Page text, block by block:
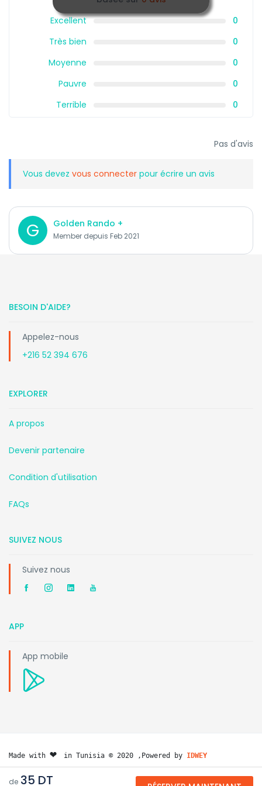
Excellent
0
Très bien
0
Moyenne
0
Pauvre
0
Terrible
0
Pas d'avis
Vous devez vous connecter pour écrire un avis
G Golden Rando +
Member depuis Feb 2021
de 35 DT
BESOIN D'AIDE?
Appelez-nous
+216 52 394 676
EXPLORER
A propos
Devenir partenaire
Condition d'utilisation
FAQs
SUIVEZ NOUS
Suivez nous
APP
App mobile
Made with ❤️ in Tunisia © 2020 ,Powered by IDWEY